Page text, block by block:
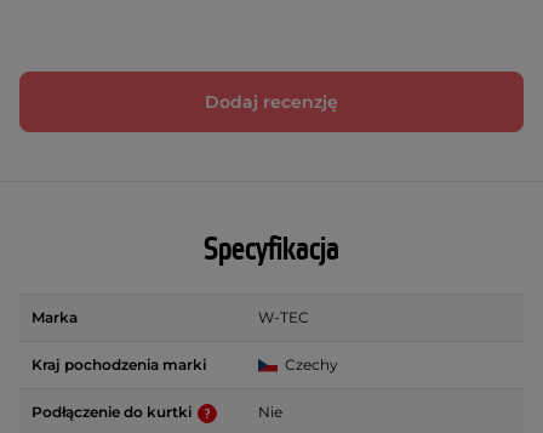
Dodaj recenzję
Specyfikacja
Marka W-TEC
Kraj pochodzenia marki Czechy
Podłączenie do kurtki Nie